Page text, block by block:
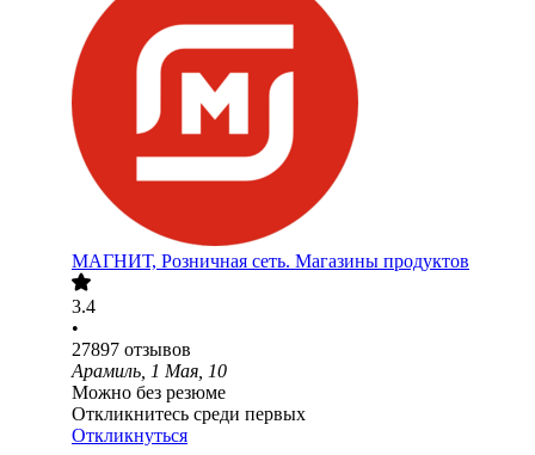
МАГНИТ, Розничная сеть. Магазины продуктов
3.4
•
27897 отзывов
Арамиль, 1 Мая, 10
Можно без резюме
Откликнитесь среди первых
Откликнуться